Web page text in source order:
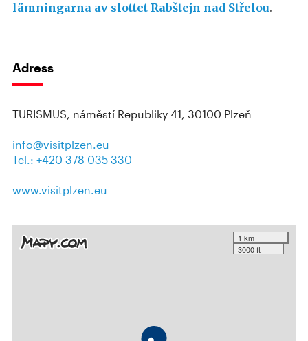
lämningarna av slottet Rabštejn nad Střelou.
Adress
TURISMUS, náměstí Republiky 41, 30100 Plzeň
info@visitplzen.eu
Tel.: +420 378 035 330
www.visitplzen.eu
1 km
3000 ft